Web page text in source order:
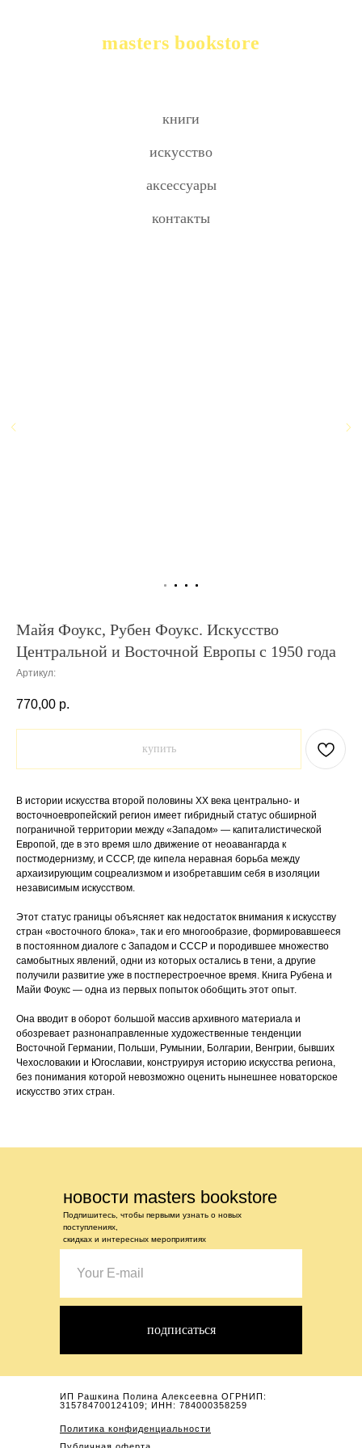
masters bookstore
книги
искусство
аксессуары
контакты
Майя Фоукс, Рубен Фоукс. Искусство
Центральной и Восточной Европы с 1950 года
Артикул:
770,00 р.
купить
В истории искусства второй половины ХХ века центрально- и
восточноевропейский регион имеет гибридный статус обширной
пограничной территории между «Западом» — капиталистической
Европой, где в это время шло движение от неоавангарда к
постмодернизму, и СССР, где кипела неравная борьба между
архаизирующим соцреализмом и изобретавшим себя в изоляции
независимым искусством.
Этот статус границы объясняет как недостаток внимания к искусству
стран «восточного блока», так и его многообразие, формировавшееся
в постоянном диалоге с Западом и СССР и породившее множество
самобытных явлений, одни из которых остались в тени, а другие
получили развитие уже в постперестроечное время. Книга Рубена и
Майи Фоукс — одна из первых попыток обобщить этот опыт.
Она вводит в оборот большой массив архивного материала и
обозревает разнонаправленные художественные тенденции
Восточной Германии, Польши, Румынии, Болгарии, Венгрии, бывших
Чехословакии и Югославии, конструируя историю искусства региона,
без понимания которой невозможно оценить нынешнее новаторское
искусство этих стран.
новости masters bookstore
Подпишитесь, чтобы первыми узнать о новых
поступлениях,
скидках и интересных мероприятиях
подписаться
ИП Рашкина Полина Алексеевна ОГРНИП:
315784700124109; ИНН: 784000358259
Политика конфиденциальности